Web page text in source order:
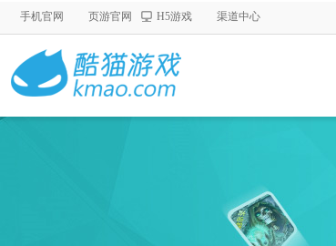
手机官网 页游官网 H5游戏 渠道中心